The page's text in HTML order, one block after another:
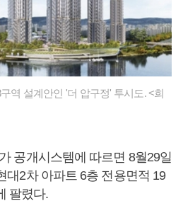
역 설계안인 '더 압구정' 투시도. <희
공개시스템에 따르면 8월29일
대2차 아파트 6층 전용면적 19
팔렸다.